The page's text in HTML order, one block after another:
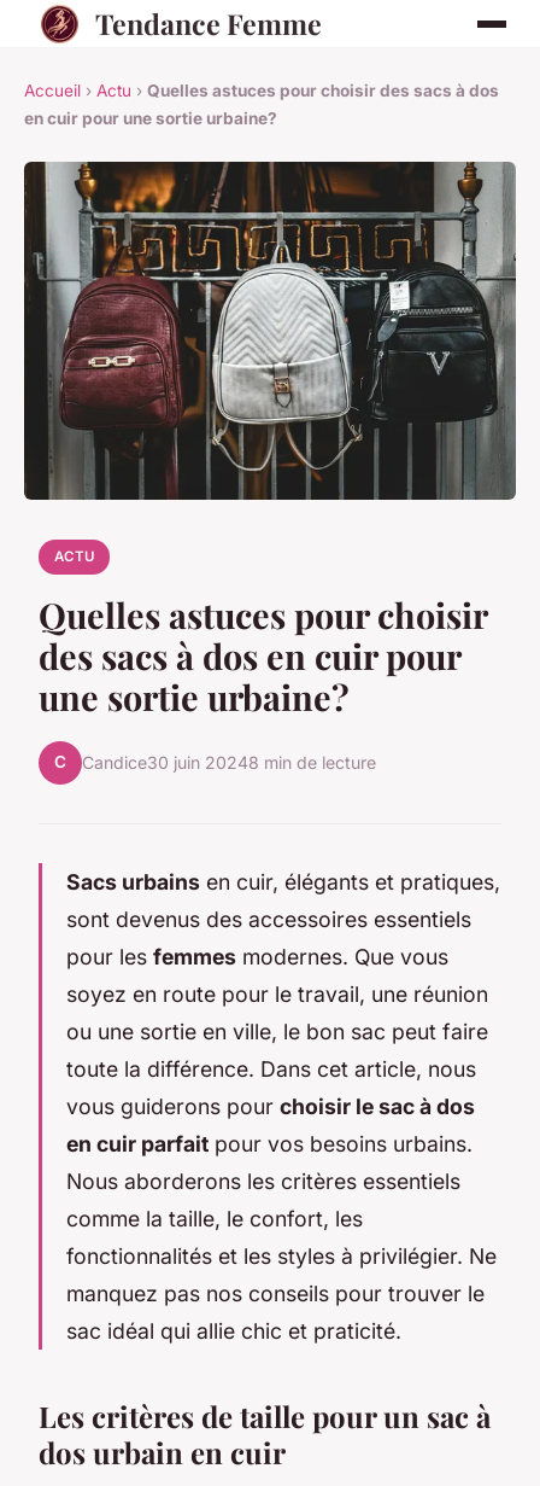
Tendance Femme
Accueil › Actu › Quelles astuces pour choisir des sacs à dos
en cuir pour une sortie urbaine?
ACTU
Quelles astuces pour choisir
des sacs à dos en cuir pour
une sortie urbaine?
C Candice30 juin 20248 min de lecture
Sacs urbains en cuir, élégants et pratiques,
sont devenus des accessoires essentiels
pour les femmes modernes. Que vous
soyez en route pour le travail, une réunion
ou une sortie en ville, le bon sac peut faire
toute la différence. Dans cet article, nous
vous guiderons pour choisir le sac à dos
en cuir parfait pour vos besoins urbains.
Nous aborderons les critères essentiels
comme la taille, le confort, les
fonctionnalités et les styles à privilégier. Ne
manquez pas nos conseils pour trouver le
sac idéal qui allie chic et praticité.
Les critères de taille pour un sac à
dos urbain en cuir